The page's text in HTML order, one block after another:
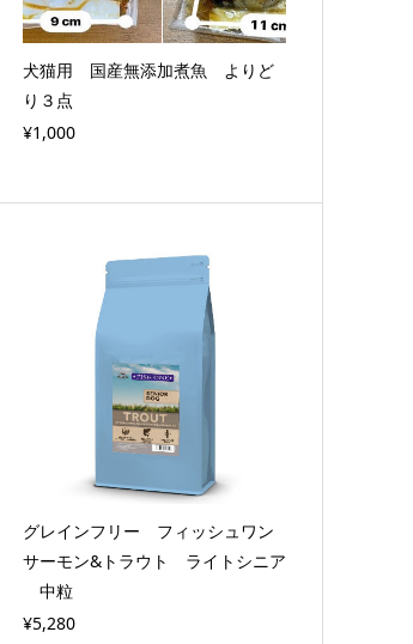
犬猫用 国産無添加煮魚 よりど
り３点
¥1,000
グレインフリー フィッシュワン
サーモン&トラウト ライトシニア
中粒
¥5,280